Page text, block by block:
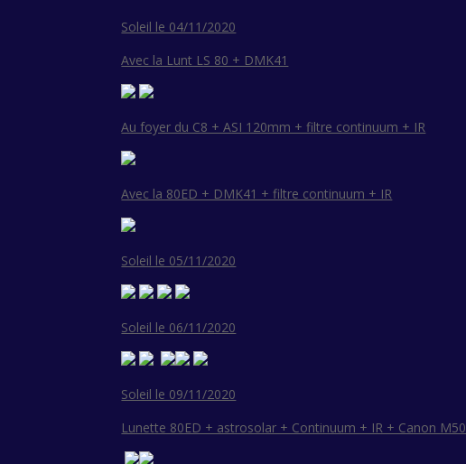
Soleil le 04/11/2020
Avec la Lunt LS 80 + DMK41
Au foyer du C8 + ASI 120mm + filtre continuum + IR
Avec la 80ED + DMK41 + filtre continuum + IR
Soleil le 05/11/2020
Soleil le 06/11/2020
Soleil le 09/11/2020
Lunette 80ED + astrosolar + Continuum + IR + Canon M50